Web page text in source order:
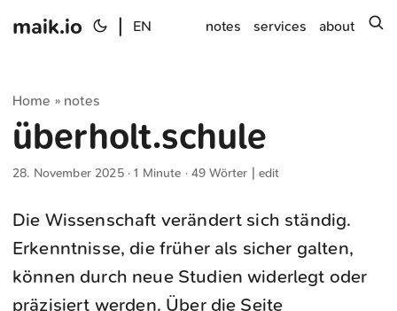
maik.io EN notes services about
Home » notes
überholt.schule
28. November 2025· 1 Minute · 49 Wörter | edit
Die Wissenschaft verändert sich ständig.
Erkenntnisse, die früher als sicher galten,
können durch neue Studien widerlegt oder
präzisiert werden. Über die Seite